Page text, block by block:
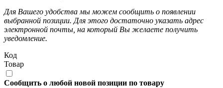
Для Вашего удобства мы можем сообщить о появлении
выбранной позиции. Для этого достаточно указать адрес
электронной почты, на который Вы желаете получить
уведомление.
Код
Товар
Сообщить о любой новой позиции по товару